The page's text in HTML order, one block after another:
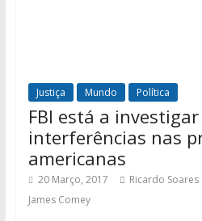
Justiça Mundo Política
FBI está a
interferências nas
americanas
20 Março, 2017 Ricardo Soares
James Comey